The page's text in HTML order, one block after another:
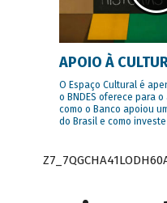
APOIO À
O Espaço Cultural é
o BNDES oferece para
como o Banco apoiou
do Brasil e como